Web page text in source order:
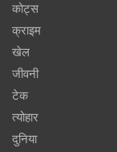
कोट्स
क्राइम
खेल
जीवनी
टेक
त्योहार
दुनिया